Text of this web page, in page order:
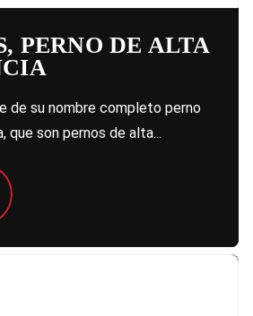
PERNO DE ALTA
de su nombre completo perno
que son pernos de alta...